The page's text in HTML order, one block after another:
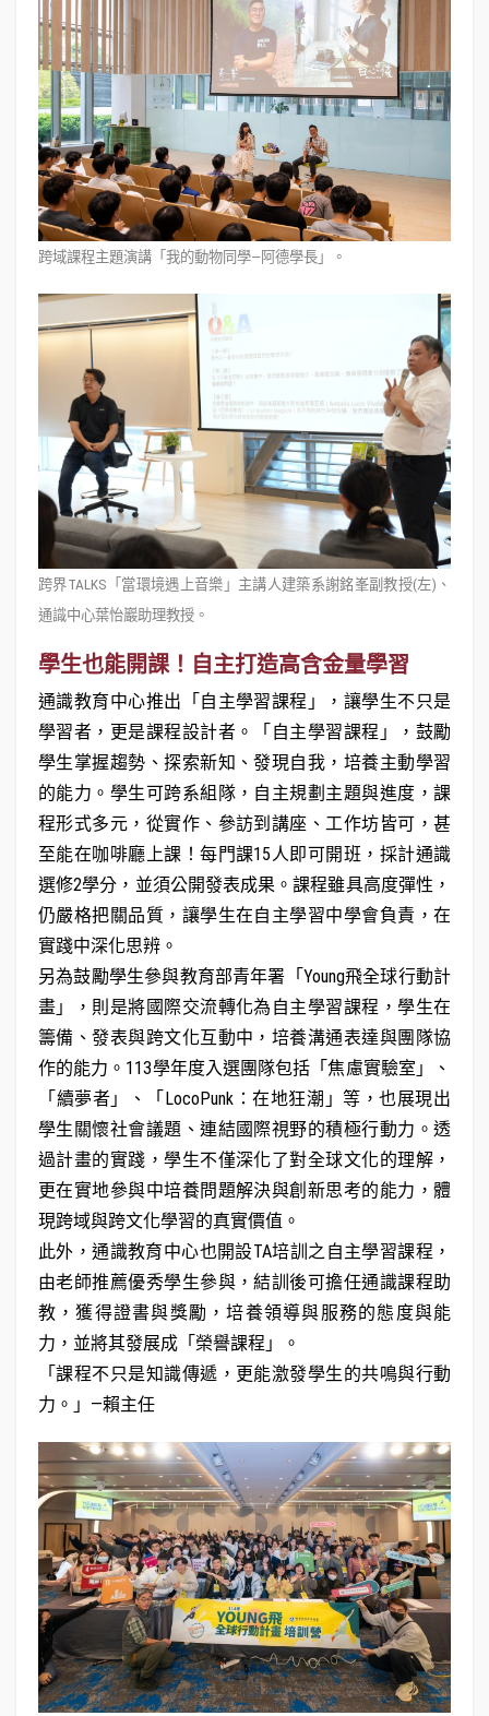
跨域課程主題演講「我的動物同學—阿德學長」。
跨界TALKS「當環境遇上音樂」主講人建築系謝銘峯副教授(左)、
通識中心葉怡巖助理教授。
學生也能開課！自主打造高含金量學習
通識教育中心推出「自主學習課程」，讓學生不只是
學習者，更是課程設計者。「自主學習課程」，鼓勵
學生掌握趨勢、探索新知、發現自我，培養主動學習
的能力。學生可跨系組隊，自主規劃主題與進度，課
程形式多元，從實作、參訪到講座、工作坊皆可，甚
至能在咖啡廳上課！每門課15人即可開班，採計通識
選修2學分，並須公開發表成果。課程雖具高度彈性，
仍嚴格把關品質，讓學生在自主學習中學會負責，在
實踐中深化思辨。
另為鼓勵學生參與教育部青年署「Young飛全球行動計
畫」，則是將國際交流轉化為自主學習課程，學生在
籌備、發表與跨文化互動中，培養溝通表達與團隊協
作的能力。113學年度入選團隊包括「焦慮實驗室」、
「續夢者」、「LocoPunk：在地狂潮」等，也展現出
學生關懷社會議題、連結國際視野的積極行動力。透
過計畫的實踐，學生不僅深化了對全球文化的理解，
更在實地參與中培養問題解決與創新思考的能力，體
現跨域與跨文化學習的真實價值。
此外，通識教育中心也開設TA培訓之自主學習課程，
由老師推薦優秀學生參與，結訓後可擔任通識課程助
教，獲得證書與獎勵，培養領導與服務的態度與能
力，並將其發展成「榮譽課程」。
「課程不只是知識傳遞，更能激發學生的共鳴與行動
力。」—賴主任